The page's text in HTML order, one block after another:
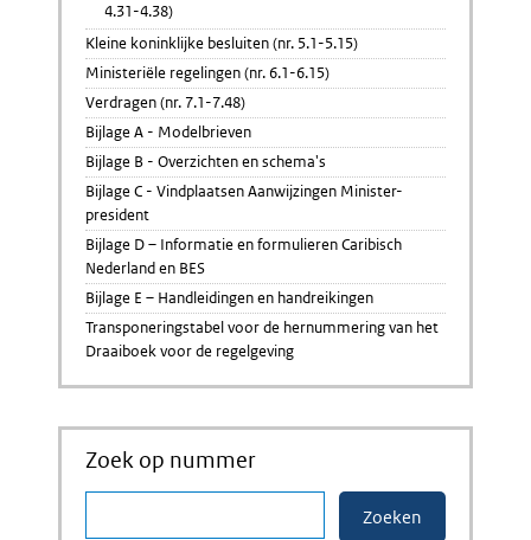
4.31-4.38)
Kleine koninklijke besluiten (nr. 5.1-5.15)
Ministeriële regelingen (nr. 6.1-6.15)
Verdragen (nr. 7.1-7.48)
Bijlage A - Modelbrieven
Bijlage B - Overzichten en schema's
Bijlage C - Vindplaatsen Aanwijzingen Minister-
president
Bijlage D – Informatie en formulieren Caribisch
Nederland en BES
Bijlage E – Handleidingen en handreikingen
Transponeringstabel voor de hernummering van het
Draaiboek voor de regelgeving
Zoek op nummer